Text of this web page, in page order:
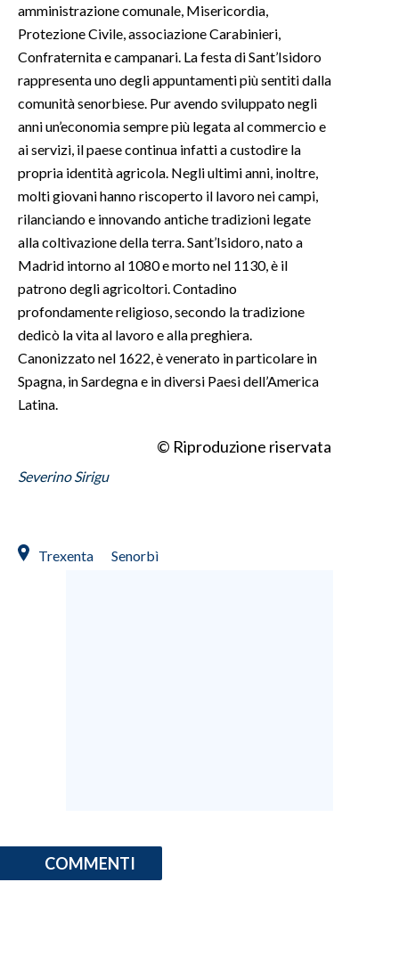
amministrazione comunale, Misericordia,
Protezione Civile, associazione Carabinieri,
Confraternita e campanari. La festa di Sant’Isidoro
rappresenta uno degli appuntamenti più sentiti dalla
comunità senorbiese. Pur avendo sviluppato negli
anni un’economia sempre più legata al commercio e
ai servizi, il paese continua infatti a custodire la
propria identità agricola. Negli ultimi anni, inoltre,
molti giovani hanno riscoperto il lavoro nei campi,
rilanciando e innovando antiche tradizioni legate
alla coltivazione della terra. Sant’Isidoro, nato a
Madrid intorno al 1080 e morto nel 1130, è il
patrono degli agricoltori. Contadino
profondamente religioso, secondo la tradizione
dedicò la vita al lavoro e alla preghiera.
Canonizzato nel 1622, è venerato in particolare in
Spagna, in Sardegna e in diversi Paesi dell’America
Latina.
© Riproduzione riservata
Severino Sirigu
Trexenta Senorbì
COMMENTI